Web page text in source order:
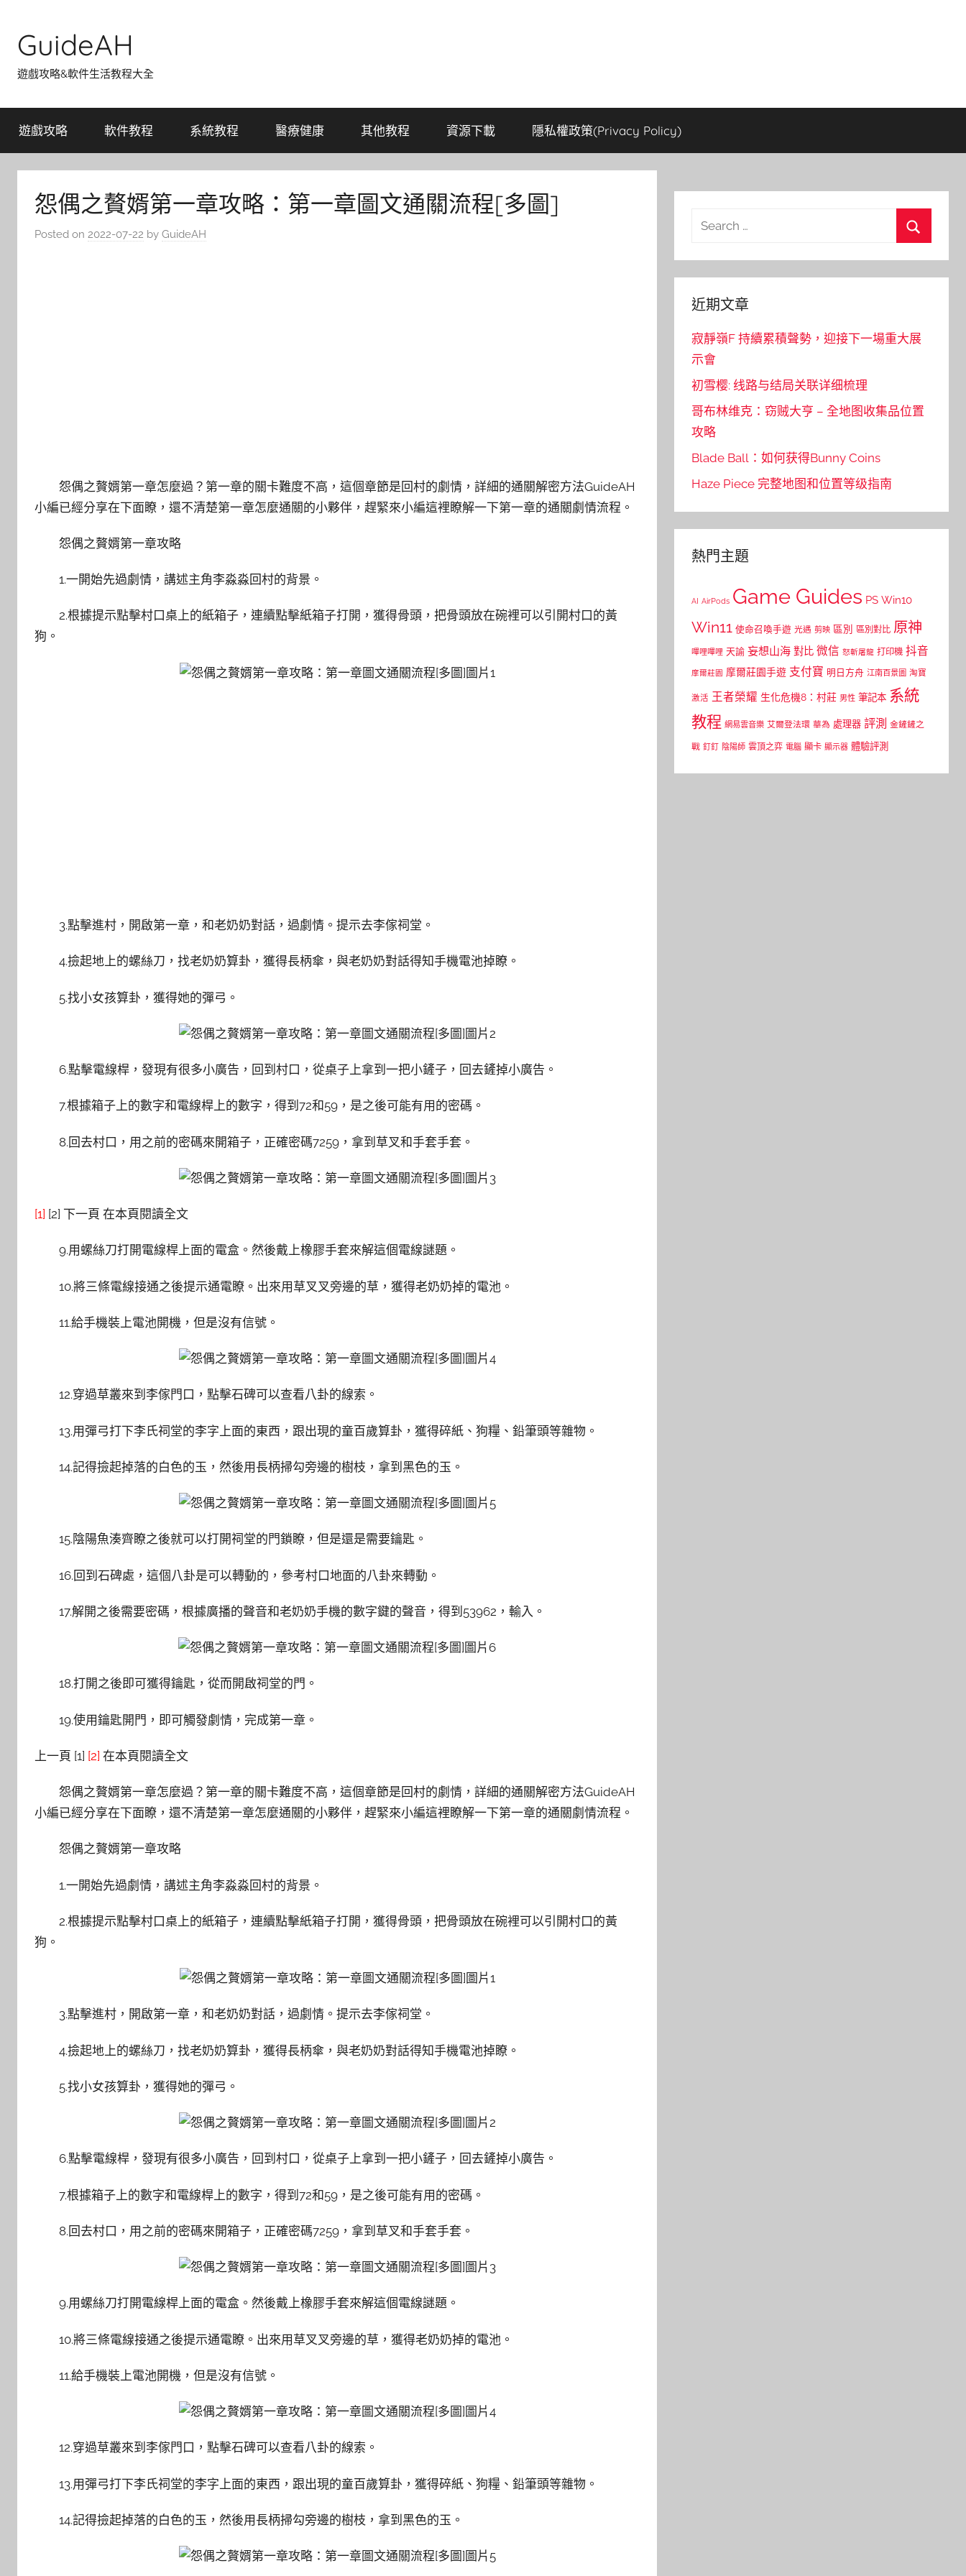
content
GuideAH
遊戲攻略&軟件生活教程大全
遊戲攻略 軟件教程 系統教程 醫療健康 其他教程 資源下載 隱私權政策(Privacy Policy)
怨偶之贅婿第一章攻略：第一章圖文通關流程[多圖]
Posted on 2022-07-22 by GuideAH
怨偶之贅婿第一章怎麼過？第一章的關卡難度不高，這個章節是回村的劇情，詳細的通關解密方法GuideAH
小編已經分享在下面瞭，還不清楚第一章怎麼通關的小夥伴，趕緊來小編這裡瞭解一下第一章的通關劇情流程。
怨偶之贅婿第一章攻略
1.一開始先過劇情，講述主角李淼淼回村的背景。
2.根據提示點擊村口桌上的紙箱子，連續點擊紙箱子打開，獲得骨頭，把骨頭放在碗裡可以引開村口的黃
狗。
3.點擊進村，開啟第一章，和老奶奶對話，過劇情。提示去李傢祠堂。
4.撿起地上的螺絲刀，找老奶奶算卦，獲得長柄傘，與老奶奶對話得知手機電池掉瞭。
5.找小女孩算卦，獲得她的彈弓。
6.點擊電線桿，發現有很多小廣告，回到村口，從桌子上拿到一把小鏟子，回去鏟掉小廣告。
7.根據箱子上的數字和電線桿上的數字，得到72和59，是之後可能有用的密碼。
8.回去村口，用之前的密碼來開箱子，正確密碼7259，拿到草叉和手套手套。
[1] [2] 下一頁 在本頁閱讀全文
9.用螺絲刀打開電線桿上面的電盒。然後戴上橡膠手套來解這個電線謎題。
10.將三條電線接通之後提示通電瞭。出來用草叉叉旁邊的草，獲得老奶奶掉的電池。
11.給手機裝上電池開機，但是沒有信號。
12.穿過草叢來到李傢門口，點擊石碑可以查看八卦的線索。
13.用彈弓打下李氏祠堂的李字上面的東西，跟出現的童百歲算卦，獲得碎紙、狗糧、鉛筆頭等雜物。
14.記得撿起掉落的白色的玉，然後用長柄掃勾旁邊的樹枝，拿到黑色的玉。
15.陰陽魚湊齊瞭之後就可以打開祠堂的門鎖瞭，但是還是需要鑰匙。
16.回到石碑處，這個八卦是可以轉動的，參考村口地面的八卦來轉動。
17.解開之後需要密碼，根據廣播的聲音和老奶奶手機的數字鍵的聲音，得到53962，輸入。
18.打開之後即可獲得鑰匙，從而開啟祠堂的門。
19.使用鑰匙開門，即可觸發劇情，完成第一章。
上一頁 [1] [2] 在本頁閱讀全文
怨偶之贅婿第一章怎麼過？第一章的關卡難度不高，這個章節是回村的劇情，詳細的通關解密方法GuideAH
小編已經分享在下面瞭，還不清楚第一章怎麼通關的小夥伴，趕緊來小編這裡瞭解一下第一章的通關劇情流程。
怨偶之贅婿第一章攻略
1.一開始先過劇情，講述主角李淼淼回村的背景。
2.根據提示點擊村口桌上的紙箱子，連續點擊紙箱子打開，獲得骨頭，把骨頭放在碗裡可以引開村口的黃
狗。
3.點擊進村，開啟第一章，和老奶奶對話，過劇情。提示去李傢祠堂。
4.撿起地上的螺絲刀，找老奶奶算卦，獲得長柄傘，與老奶奶對話得知手機電池掉瞭。
5.找小女孩算卦，獲得她的彈弓。
6.點擊電線桿，發現有很多小廣告，回到村口，從桌子上拿到一把小鏟子，回去鏟掉小廣告。
7.根據箱子上的數字和電線桿上的數字，得到72和59，是之後可能有用的密碼。
8.回去村口，用之前的密碼來開箱子，正確密碼7259，拿到草叉和手套手套。
9.用螺絲刀打開電線桿上面的電盒。然後戴上橡膠手套來解這個電線謎題。
10.將三條電線接通之後提示通電瞭。出來用草叉叉旁邊的草，獲得老奶奶掉的電池。
11.給手機裝上電池開機，但是沒有信號。
12.穿過草叢來到李傢門口，點擊石碑可以查看八卦的線索。
13.用彈弓打下李氏祠堂的李字上面的東西，跟出現的童百歲算卦，獲得碎紙、狗糧、鉛筆頭等雜物。
14.記得撿起掉落的白色的玉，然後用長柄掃勾旁邊的樹枝，拿到黑色的玉。
Search
近期文章
寂靜嶺F 持續累積聲勢，迎接下一場重大展
示會
初雪樱: 线路与结局关联详细梳理
哥布林维克：窃贼大亨 – 全地图收集品位置
攻略
Blade Ball：如何获得Bunny Coins
Haze Piece 完整地图和位置等级指南
熱門主題
AI AirPods Game Guides PS Win10
Win11 使命召喚手遊 光遇 剪映 區別 區別對比 原神
嗶哩嗶哩 天諭 妄想山海 對比 微信 怒斬屠龍 打印機 抖音
摩爾莊園 摩爾莊園手遊 支付寶 明日方舟 江南百景圖 淘寶
激活 王者榮耀 生化危機8：村莊 男性 筆記本 系統
教程 網易雲音樂 艾爾登法環 華為 處理器 評測 金鏟鏟之
戰 釘釘 陰陽師 雲頂之弈 電腦 顯卡 顯示器 體驗評測